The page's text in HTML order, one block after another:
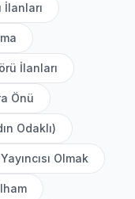
İlanları
Önü
Odaklı)
Olmak